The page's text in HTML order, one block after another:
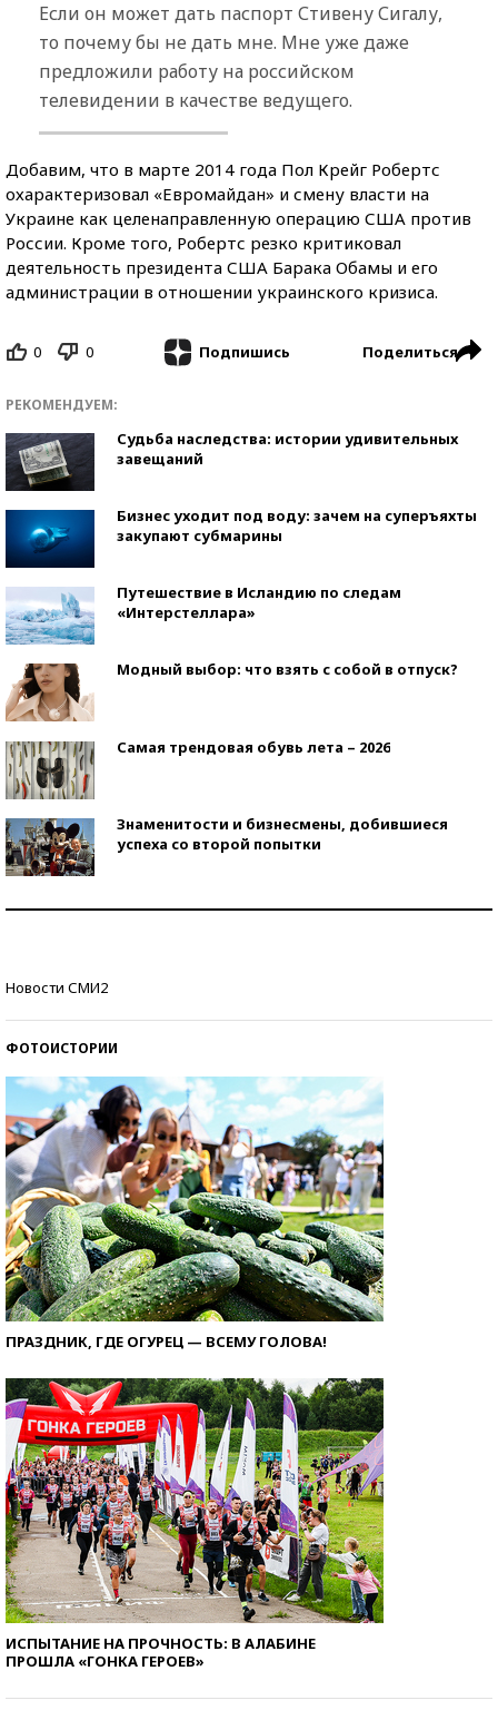
Если он может дать паспорт Стивену Сигалу,
то почему бы не дать мне. Мне уже даже
предложили работу на российском
телевидении в качестве ведущего.
Добавим, что в марте 2014 года Пол Крейг Робертс
охарактеризовал «Евромайдан» и смену власти на
Украине как целенаправленную операцию США против
России. Кроме того, Робертс резко критиковал
деятельность президента США Барака Обамы и его
администрации в отношении украинского кризиса.
0 0 Подпишись Поделиться
РЕКОМЕНДУЕМ:
Судьба наследства: истории удивительных
завещаний
Бизнес уходит под воду: зачем на суперъяхты
закупают субмарины
Путешествие в Исландию по следам
«Интерстеллара»
Модный выбор: что взять с собой в отпуск?
Самая трендовая обувь лета – 2026
Знаменитости и бизнесмены, добившиеся
успеха со второй попытки
Новости СМИ2
ФОТОИСТОРИИ
ПРАЗДНИК, ГДЕ ОГУРЕЦ — ВСЕМУ ГОЛОВА!
ИСПЫТАНИЕ НА ПРОЧНОСТЬ: В АЛАБИНЕ
ПРОШЛА «ГОНКА ГЕРОЕВ»